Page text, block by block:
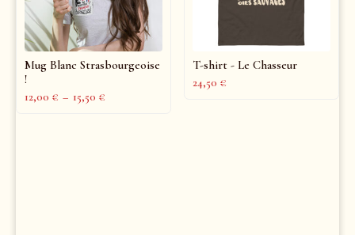
Mug Blanc Strasbourgeoise
!
12,00 € – 15,50 €
T-shirt - Le Chasseur
24,50 €